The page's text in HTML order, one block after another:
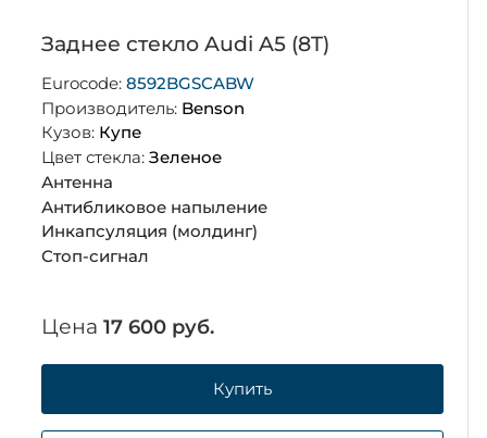
Заднее стекло Audi A5 (8T)
Eurocode: 8592BGSCABW
Производитель: Benson
Кузов: Купе
Цвет стекла: Зеленое
Антенна
Антибликовое напыление
Инкапсуляция (молдинг)
Стоп-сигнал
Цена 17 600 руб.
Купить